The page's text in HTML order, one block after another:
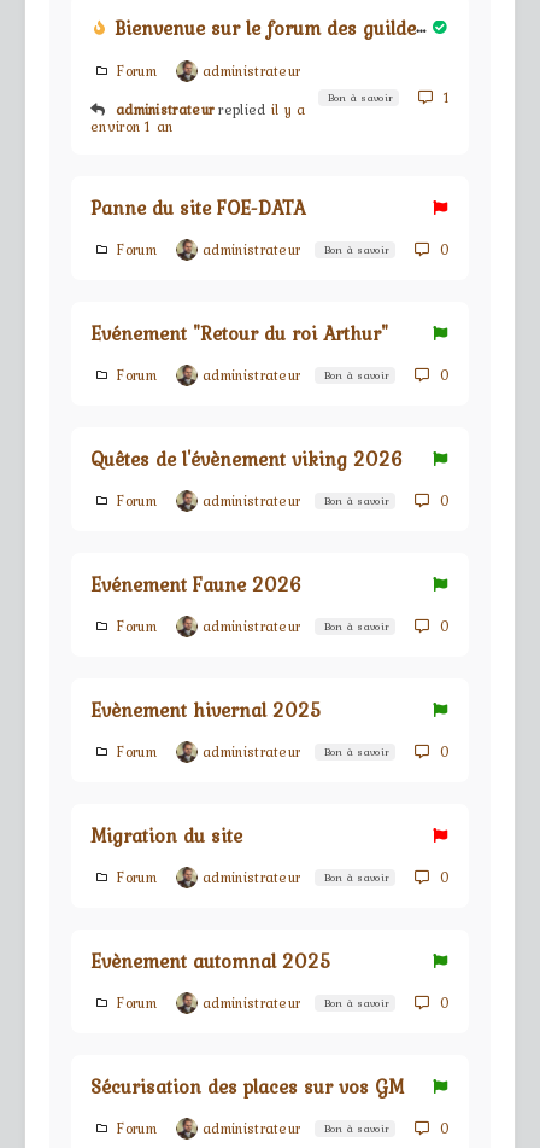
Bienvenue sur le forum des guildes du jeu Forge Of Empires
Forum
administrateur
administrateur replied il y a
environ 1 an
Bon à savoir 1
Panne du site FOE-DATA
Forum administrateur Bon à savoir 0
Evénement "Retour du roi Arthur"
Forum administrateur Bon à savoir 0
Quêtes de l'évènement viking 2026
Forum administrateur Bon à savoir 0
Evénement Faune 2026
Forum administrateur Bon à savoir 0
Evènement hivernal 2025
Forum administrateur Bon à savoir 0
Migration du site
Forum administrateur Bon à savoir 0
Evènement automnal 2025
Forum administrateur Bon à savoir 0
Sécurisation des places sur vos GM
Forum administrateur Bon à savoir 0